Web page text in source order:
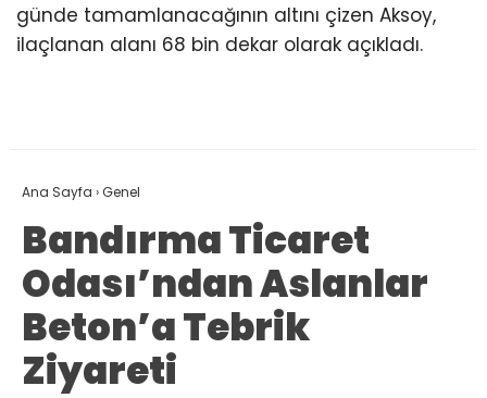
günde tamamlanacağının altını çizen Aksoy,
ilaçlanan alanı 68 bin dekar olarak açıkladı.
Ana Sayfa ›Genel
Bandırma Ticaret
Odası’ndan Aslanlar
Beton’a Tebrik
Ziyareti